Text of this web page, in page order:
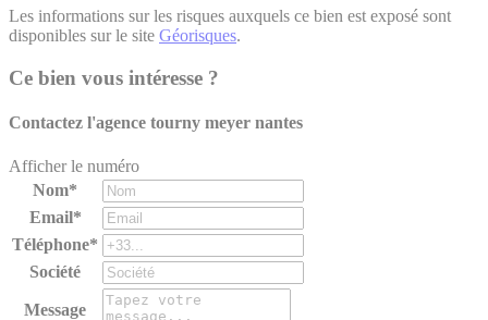
Les informations sur les risques auxquels ce bien est exposé sont
disponibles sur le site Géorisques.
Ce bien vous intéresse ?
Contactez l'agence tourny meyer nantes
Afficher le numéro
Nom*
Email*
Téléphone*
Société
Message